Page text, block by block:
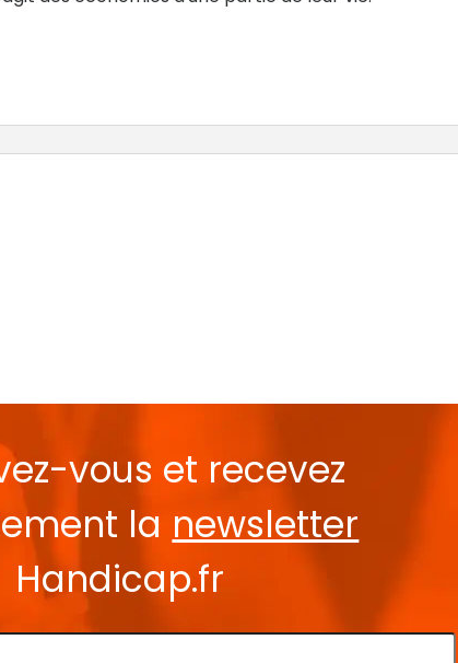
vous et recevez
la newsletter
Handicap.fr